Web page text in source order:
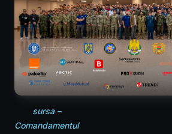
sursa –
Comandamentul